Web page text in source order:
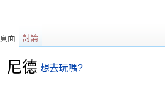
尼德 想去玩嗎?
頁面 討論